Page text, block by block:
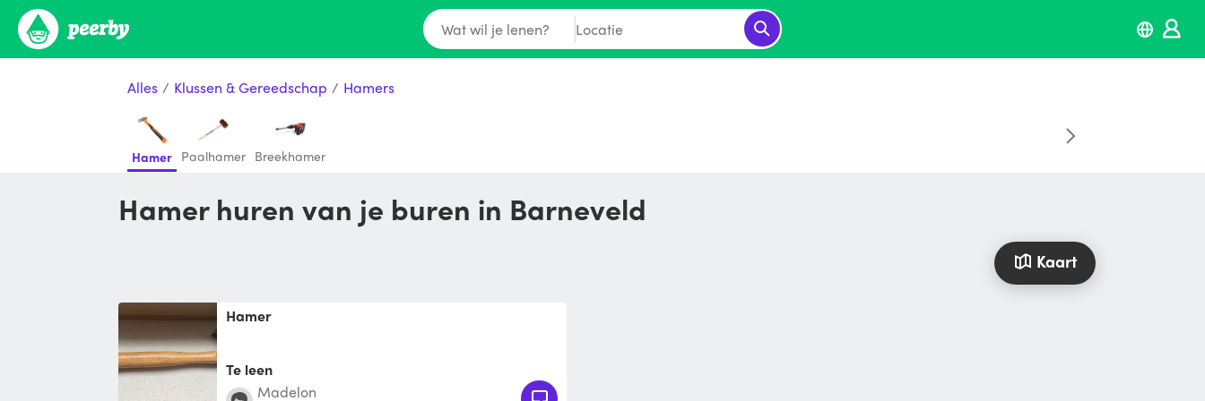
Wat wil je lenen? Locatie
Alles / Klussen & Gereedschap / Hamers
Hamer Paalhamer Breekhamer
Hamer huren van je buren in Barneveld
Kaart
Hamer
Te leen
Madelon